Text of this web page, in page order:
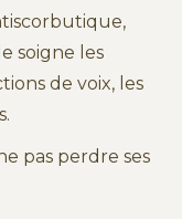
soigne les
de voix, les
pas perdre ses